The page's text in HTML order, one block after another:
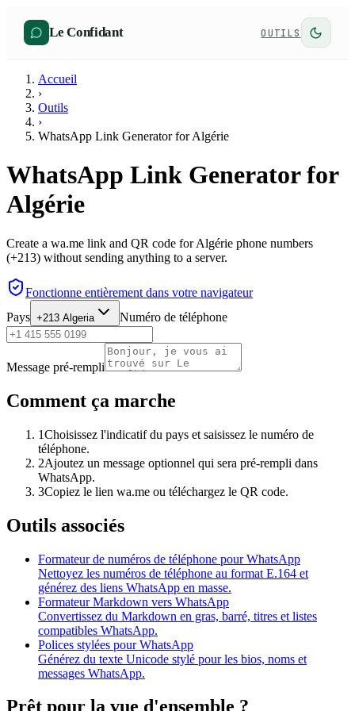
Le Confidant OUTILS
Accueil
›
Outils
›
WhatsApp Link Generator for Algérie
WhatsApp Link Generator for
Algérie
Create a wa.me link and QR code for Algérie phone numbers
(+213) without sending anything to a server.
Fonctionne entièrement dans votre navigateur
Pays +213 Algeria Numéro de téléphone
Message pré-rempli
Comment ça marche
1Choisissez l'indicatif du pays et saisissez le numéro de
téléphone.
2Ajoutez un message optionnel qui sera pré-rempli dans
WhatsApp.
3Copiez le lien wa.me ou téléchargez le QR code.
Outils associés
Formateur de numéros de téléphone pour WhatsApp
Nettoyez les numéros de téléphone au format E.164 et
générez des liens WhatsApp en masse.
Formateur Markdown vers WhatsApp
Convertissez du Markdown en gras, barré, titres et listes
compatibles WhatsApp.
Polices stylées pour WhatsApp
Générez du texte Unicode stylé pour les bios, noms et
messages WhatsApp.
Prêt pour la vue d'ensemble ?